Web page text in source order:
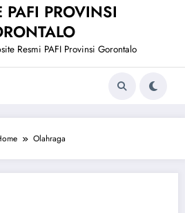
PAFI PROVINSI
Resmi PAFI Provinsi Gorontalo
Olahraga